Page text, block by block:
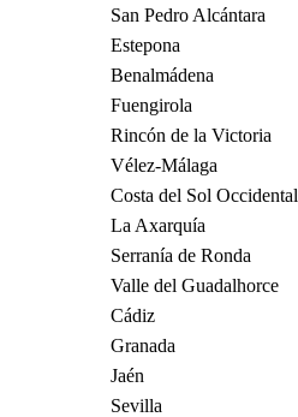
San Pedro Alcántara
Estepona
Benalmádena
Fuengirola
Rincón de la Victoria
Vélez-Málaga
Costa del Sol Occidental
La Axarquía
Serranía de Ronda
Valle del Guadalhorce
Cádiz
Granada
Jaén
Sevilla